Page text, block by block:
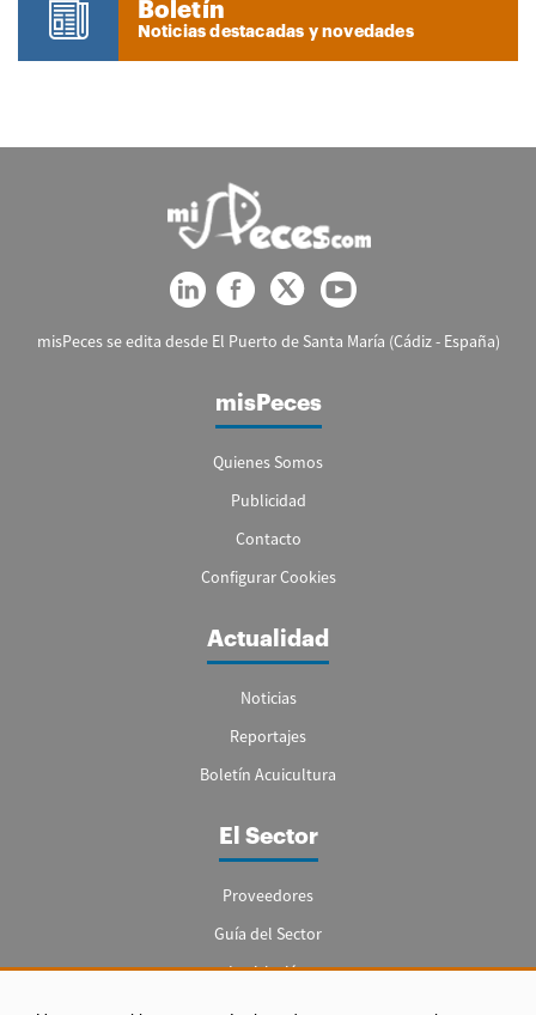
Boletín
Noticias destacadas y novedades
misPeces se edita desde El Puerto de Santa María (Cádiz - España)
misPeces
Quienes Somos
Publicidad
Contacto
Configurar Cookies
Actualidad
Noticias
Reportajes
Boletín Acuicultura
El Sector
Proveedores
Guía del Sector
Legislación
Empleo